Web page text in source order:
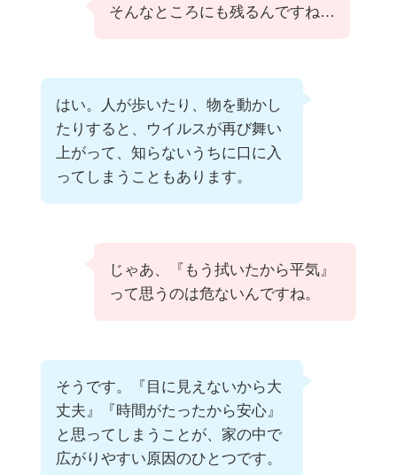
そんなところにも残るんですね…
はい。人が歩いたり、物を動かし
たりすると、ウイルスが再び舞い
上がって、知らないうちに口に入
ってしまうこともあります。
じゃあ、『もう拭いたから平気』
って思うのは危ないんですね。
そうです。『目に見えないから大
丈夫』『時間がたったから安心』
と思ってしまうことが、家の中で
広がりやすい原因のひとつです。